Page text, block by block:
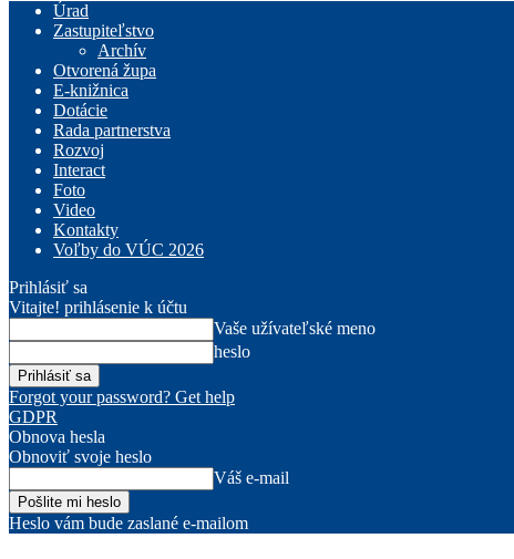
Úrad
Zastupiteľstvo
Archív
Otvorená župa
E-knižnica
Dotácie
Rada partnerstva
Rozvoj
Interact
Foto
Video
Kontakty
Voľby do VÚC 2026
Prihlásiť sa
Vitajte! prihlásenie k účtu
Vaše užívateľské meno
heslo
Forgot your password? Get help
GDPR
Obnova hesla
Obnoviť svoje heslo
Váš e-mail
Heslo vám bude zaslané e-mailom